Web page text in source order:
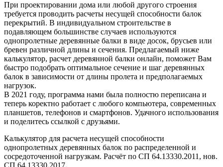
При проектировании дома или любой другого строения
требуется проводить расчеты несущей способности балок
перекрытий. В индивидуальном строительстве в
подавляющем большинстве случаев используются
однопролетные деревянные балки в виде досок, брусьев или
бревен различной длины и сечения. Предлагаемый ниже
калькулятор, расчет деревянной балки онлайн, поможет Вам
быстро подобрать оптимальное сечение и шаг деревянных
балок в зависимости от длины пролета и предполагаемых
нагрузок.
В 2021 году, программа нами была полностю переписана и
теперь коректно работает с любого компьютера, современных
планшетов, телефонов и смартфонов. Удачного использования
и поделитесь ссылкой с друзьями.
Калькулятор для расчета несущей способности
однопролетных деревянных балок по распределенной и
сосредоточенной нагрузкам. Расчёт по СП 64.13330.2011, нов.